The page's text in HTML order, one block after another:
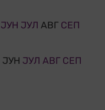
ЈУН ЈУЛ АВГ СЕП
ЈУН ЈУЛ АВГ СЕП